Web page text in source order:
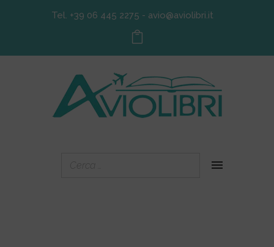
Tel. +39 06 445 2275 - avio@aviolibri.it